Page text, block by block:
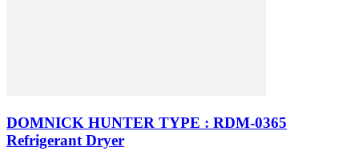
DOMNICK HUNTER TYPE : RDM-0365
Refrigerant Dryer